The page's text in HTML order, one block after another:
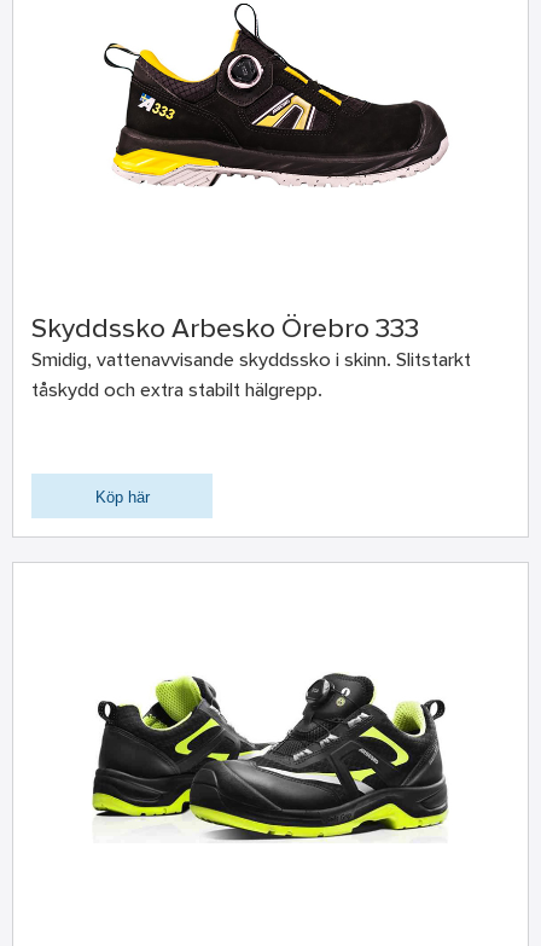
Skyddssko Arbesko Örebro 333
Smidig, vattenavvisande skyddssko i skinn. Slitstarkt
tåskydd och extra stabilt hälgrepp.
Köp här